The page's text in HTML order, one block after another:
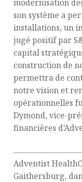
modernisation
son système a
installations, un
jugé positif par
capital
construction de
permettra de
notre vision et
opérationnelles
Dymond, vice-
financières
Adventist
Gaithersburg,